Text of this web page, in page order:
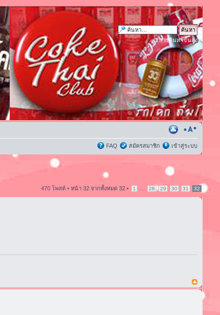
การค้นหาขั้นสูง
FAQ สมัครสมาชิก เข้าสู่ระบบ
470 โพสต์ •หน้า32 จากทั้งหมด32 • 1 28 29 30 31 32